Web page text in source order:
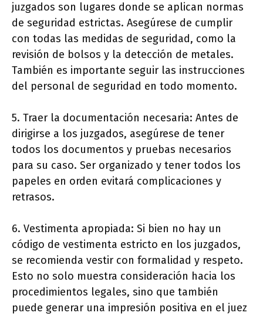
juzgados son lugares donde se aplican normas
de seguridad estrictas. Asegúrese de cumplir
con todas las medidas de seguridad, como la
revisión de bolsos y la detección de metales.
También es importante seguir las instrucciones
del personal de seguridad en todo momento.
5. Traer la documentación necesaria: Antes de
dirigirse a los juzgados, asegúrese de tener
todos los documentos y pruebas necesarios
para su caso. Ser organizado y tener todos los
papeles en orden evitará complicaciones y
retrasos.
6. Vestimenta apropiada: Si bien no hay un
código de vestimenta estricto en los juzgados,
se recomienda vestir con formalidad y respeto.
Esto no solo muestra consideración hacia los
procedimientos legales, sino que también
puede generar una impresión positiva en el juez